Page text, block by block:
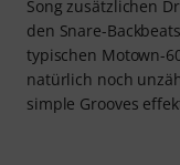
Song zusätzlichen
den Snare-
typischen Motown-
natürlich noch
simple Grooves